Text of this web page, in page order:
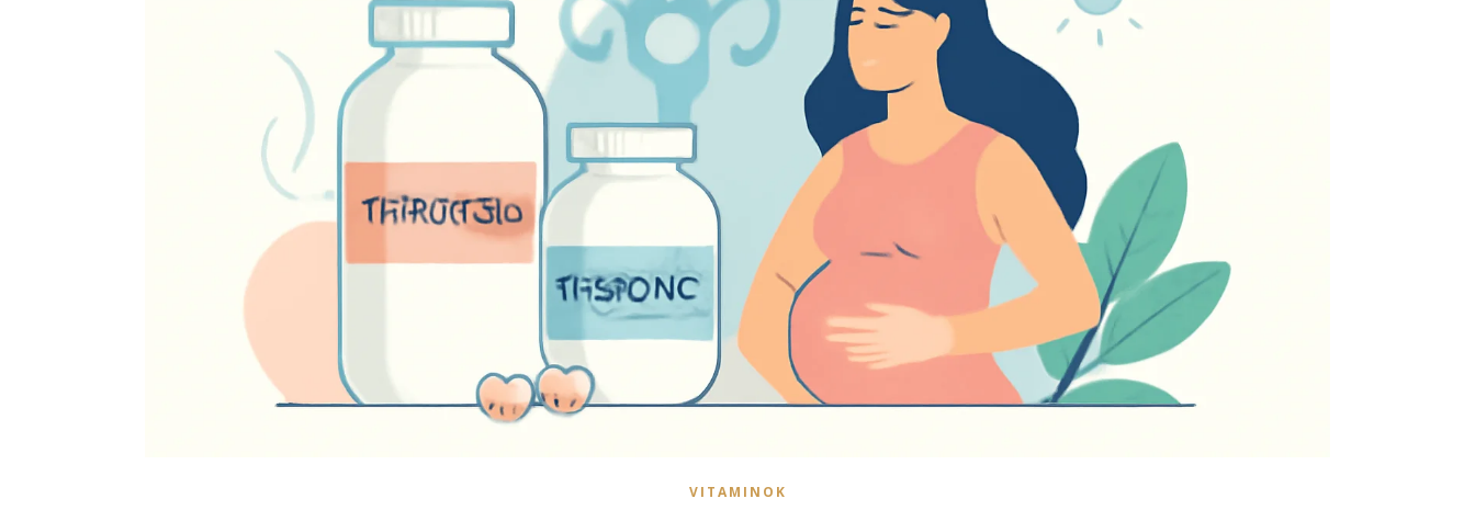
VITAMINOK